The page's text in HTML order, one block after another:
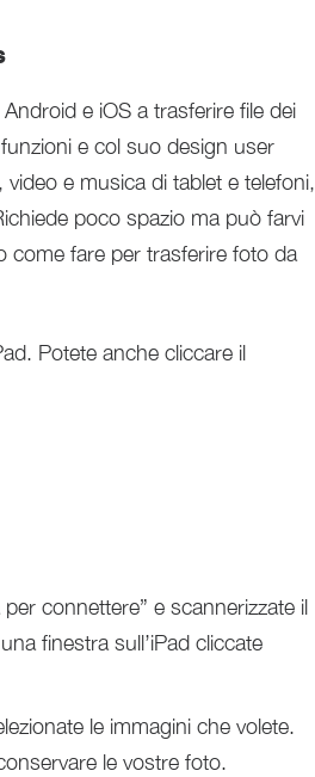
e iOS a trasferire file dei
e col suo design user
e musica di tablet e telefoni,
poco spazio ma può farvi
come fare per trasferire foto da
Potete anche cliccare il
connettere” e scannerizzate il
finestra sull’iPad cliccate
le immagini che volete.
le vostre foto.